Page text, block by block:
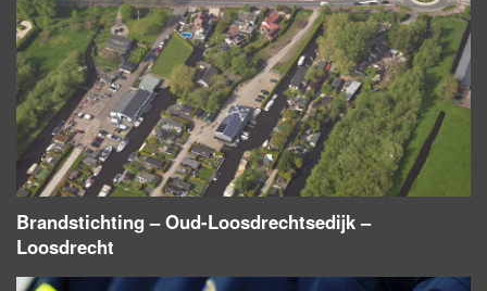
Brandstichting – Oud-Loosdrechtsedijk –
Loosdrecht